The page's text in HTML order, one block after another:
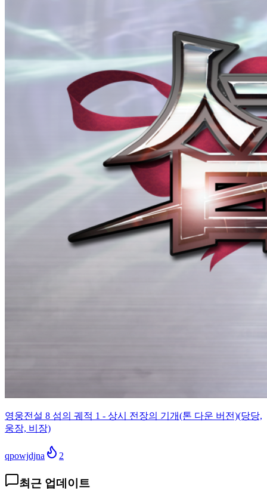
영웅전설 8 섬의 궤적 1 - 상시 전장의 기개(톤 다운 버전)(당당,
웅장, 비장)
qpowjdjna 2
최근 업데이트